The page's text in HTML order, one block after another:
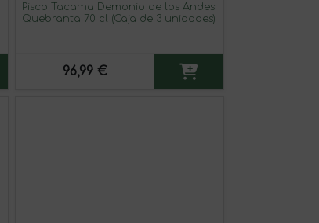
Pisco Tacama Demonio de los Andes
Quebranta 70 cl (Caja de 3 unidades)
96,99 €